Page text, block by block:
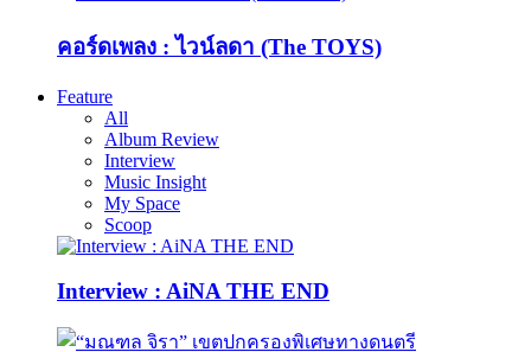
คอร์ดเพลง : ไวน์ลดา (The TOYS)
Feature
All
Album Review
Interview
Music Insight
My Space
Scoop
Interview : AiNA THE END